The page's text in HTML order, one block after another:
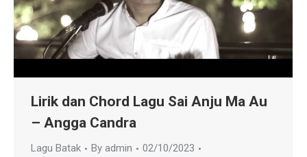
Lirik dan Chord Lagu Sai Anju Ma Au
– Angga Candra
Lagu Batak By admin
02/10/2023